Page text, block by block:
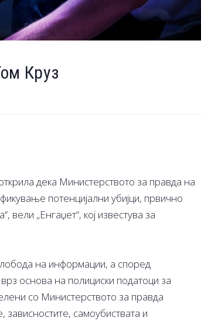
Круз
дека Министерството за правда на
потенцијални убијци, првично
„Енгаџет“, кој известува за
на информации, а според
основа на полициски податоци за
со Министерството за правда
самоубиствата и